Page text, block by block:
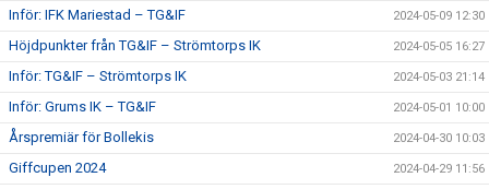
Inför: IFK Mariestad – TG&IF 2024-05-09 12:30
Höjdpunkter från TG&IF – Strömtorps IK 2024-05-05 16:27
Inför: TG&IF – Strömtorps IK 2024-05-03 21:14
Inför: Grums IK – TG&IF 2024-05-01 10:00
Årspremiär för Bollekis 2024-04-30 10:03
Giffcupen 2024 2024-04-29 11:56